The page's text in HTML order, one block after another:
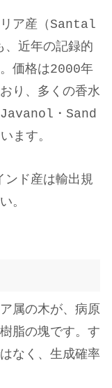
リア産（Santal
近年の記録的
価格は2000年
り、多くの香水
Javanol・Sand
ます。
ンド産は輸出規
。
属の木が、病原
脂の塊です。す
なく、生成確率